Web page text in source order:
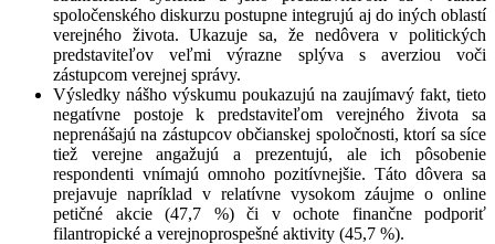
spoločenského diskurzu postupne integrujú aj do iných oblastí
verejného života. Ukazuje sa, že nedôvera v politických
predstaviteľov veľmi výrazne splýva s averziou voči
zástupcom verejnej správy.
Výsledky nášho výskumu poukazujú na zaujímavý fakt, tieto
negatívne postoje k predstaviteľom verejného života sa
neprenášajú na zástupcov občianskej spoločnosti, ktorí sa síce
tiež verejne angažujú a prezentujú, ale ich pôsobenie
respondenti vnímajú omnoho pozitívnejšie. Táto dôvera sa
prejavuje napríklad v relatívne vysokom záujme o online
petičné akcie (47,7 %) či v ochote finančne podporiť
filantropické a verejnoprospešné aktivity (45,7 %).